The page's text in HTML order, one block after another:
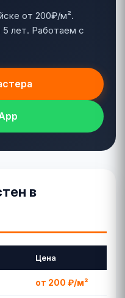
от 200₽/м².
5 лет. Работаем с
в
Цена
от 200 ₽/м²